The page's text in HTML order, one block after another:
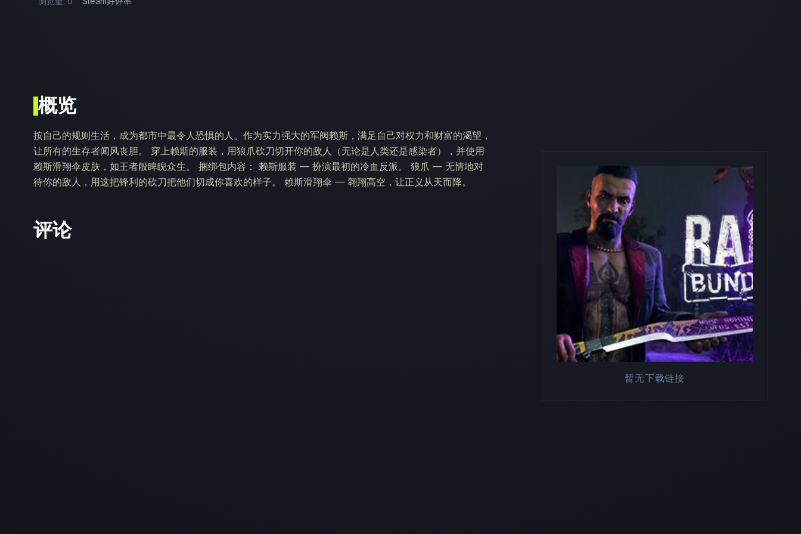
概览
按自己的规则生活，成为都市中最令人恐惧的人。作为实力强大的军阀赖斯，满足自己对权力和财富的渴望，
让所有的生存者闻风丧胆。 穿上赖斯的服装，用狼爪砍刀切开你的敌人（无论是人类还是感染者），并使用
赖斯滑翔伞皮肤，如王者般睥睨众生。 捆绑包内容： 赖斯服装 — 扮演最初的冷血反派。 狼爪 — 无情地对
待你的敌人，用这把锋利的砍刀把他们切成你喜欢的样子。 赖斯滑翔伞 — 翱翔高空，让正义从天而降。
评论
暂无下载链接